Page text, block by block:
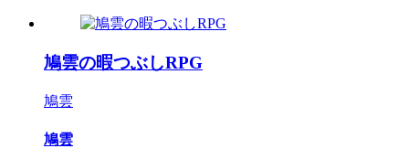
鳩雲の暇つぶしRPG
鳩雲
鳩雲